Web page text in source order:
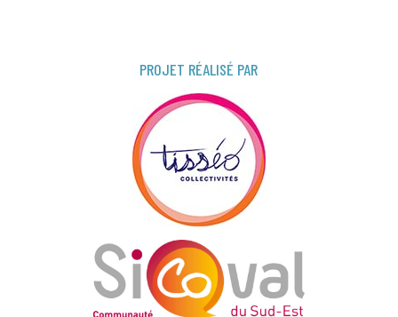
PROJET RÉALISÉ PAR